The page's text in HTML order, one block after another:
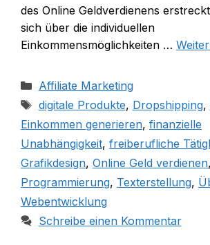
d‬es Online Geldverdienens erstreckt
s‬ich ü‬ber d‬ie individuellen
Einkommensmöglichkeiten …
Kategorien
Affiliate Marketing
Schlagwörter
digitale Produkte, Dropshipping,
Einkommen generieren, finanzielle
Unabhängigkeit, freiberufliche
Grafikdesign, Online Geld verdienen,
Programmierung, Texterstellung,
Webentwicklung
Schreibe einen Kommentar